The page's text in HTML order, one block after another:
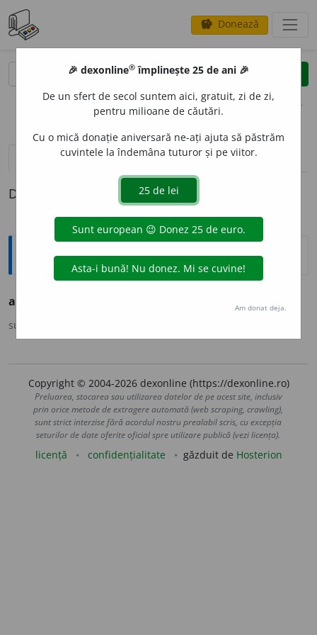
savings Donează
clear
opțiuni
definiții (1)
Definiția cu ID-ul 1130762:
Ortografice DOOM
aluviune
sursa:
Copyright © 2004-2026 dexonline (https://dexonline.ro)
Preluarea, stocarea sau utilizarea datelor de pe acest site, inclusiv
prin orice metode de extragere automată (web scraping, crawling),
sunt strict interzise fără acordul nostru prealabil scris, cu excepția
seturilor de date oferite oficial spre utilizare publică (vezi licența).
licență confidențialitate găzduit de Hosterion
🎉 dexonline® împlinește 25 de ani 🎉
De un sfert de secol suntem aici, gratuit, zi de zi,
pentru milioane de căutări.
Cu o mică donație aniversară ne-ați ajuta să păstrăm
cuvintele la îndemâna tuturor și pe viitor.
Am donat deja.